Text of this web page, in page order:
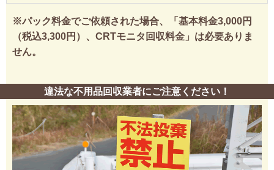
※パック料金でご依頼された場合、「基本料金3,000円
（税込3,300円）、CRTモニタ回収料金」は必要ありま
せん。
違法な不用品回収業者にご注意ください！